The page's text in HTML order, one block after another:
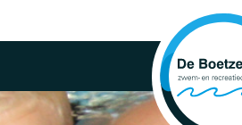
Direct naar de inhoud van de pagina